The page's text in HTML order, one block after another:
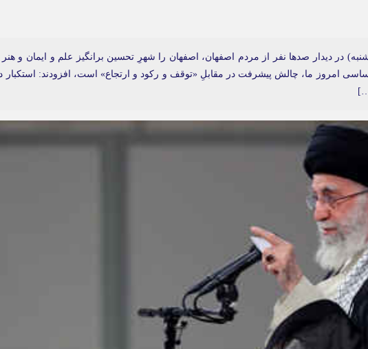
ارتباطات و
اقتصاد بین
آگهی های
*چندرسانه‌ای
فیلم
در دیدار صدها نفر از مردم اصفهان، اصفهان را شهرِ تحسین برانگیز علم و ایمان و هنر
اساسی امروز ما، چالش پیشرفت در مقابلِ «توقف و رکود و ارتجاع» است، افزودند: استکبار